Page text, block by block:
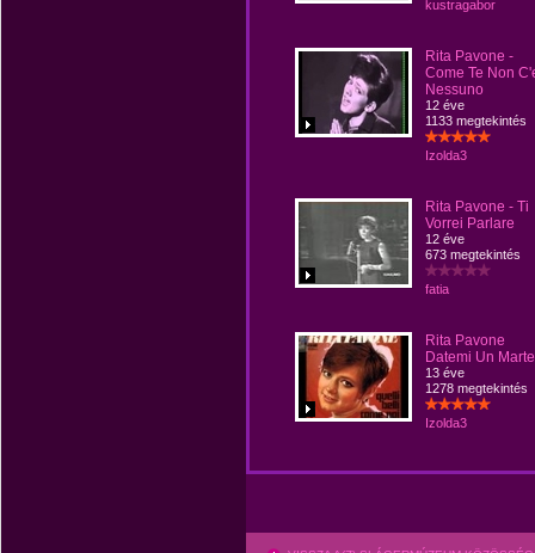
kustragabor
Rita Pavone -
Come Te Non
Nessuno
12 éve
1133 megtekintés
Izolda3
Rita Pavone - Ti
Vorrei Parlare
12 éve
673 megtekintés
fatia
Rita Pavone
Datemi Un
13 éve
1278 megtekintés
Izolda3